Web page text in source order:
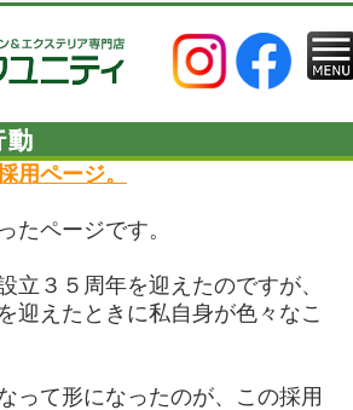
動
用ページ。
たページです。
立３５周年を迎えたのですが、
迎えたときに私自身が色々なこ
って形になったのが、この採用